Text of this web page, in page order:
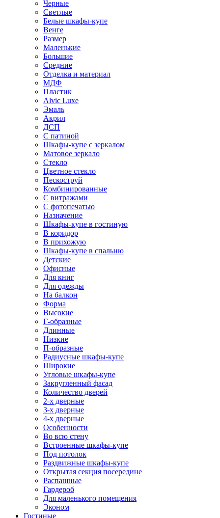
Черные
Светлые
Белые шкафы-купе
Венге
Размер
Маленькие
Большие
Средние
Отделка и материал
МДФ
Пластик
Alvic Luxe
Эмаль
Акрил
ДСП
С патиной
Шкафы-купе с зеркалом
Матовое зеркало
Стекло
Цветное стекло
Пескоструй
Комбинированные
С витражами
С фотопечатью
Назначение
Шкафы-купе в гостиную
В коридор
В прихожую
Шкафы-купе в спальню
Детские
Офисные
Для книг
Для одежды
На балкон
Форма
Высокие
Г-образные
Длинные
Низкие
П-образные
Радиусные шкафы-купе
Широкие
Угловые шкафы-купе
Закругленный фасад
Количество дверей
2-х дверные
3-х дверные
4-х дверные
Особенности
Во всю стену
Встроенные шкафы-купе
Под потолок
Раздвижные шкафы-купе
Открытая секция посередине
Распашные
Гардероб
Для маленького помещения
Эконом
Гостиные